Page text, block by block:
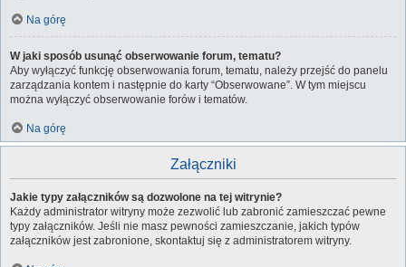
Na górę
W jaki sposób usunąć obserwowanie forum, tematu?
Aby wyłączyć funkcję obserwowania forum, tematu, należy przejść do panelu
zarządzania kontem i następnie do karty “Obserwowane”. W tym miejscu
można wyłączyć obserwowanie forów i tematów.
Na górę
Załączniki
Jakie typy załączników są dozwolone na tej witrynie?
Każdy administrator witryny może zezwolić lub zabronić zamieszczać pewne
typy załączników. Jeśli nie masz pewności zamieszczanie, jakich typów
załączników jest zabronione, skontaktuj się z administratorem witryny.